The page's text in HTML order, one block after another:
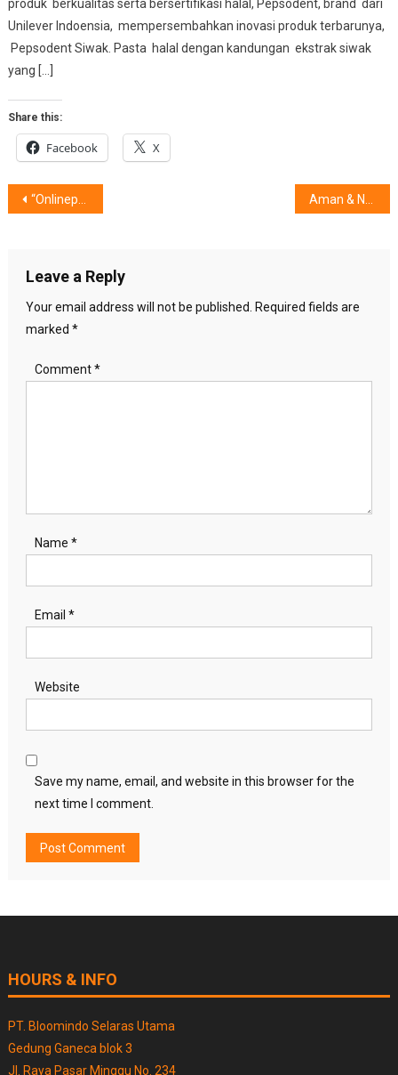
produk berkualitas serta bersertifikasi halal, Pepsodent, brand dari
Unilever Indoensia, mempersembahkan inovasi produk terbarunya,
Pepsodent Siwak. Pasta halal dengan kandungan ekstrak siwak
yang […]
Share this:
Facebook X
Post
“Onlinepedia 3.28” @2 Tahun JD.ID
Leave a Reply
Your email address will not be published.
Required fields are
marked *
Comment*
Name *
Email *
Website
Save my name, email, and website in this browser for the
next time I comment.
HOURS & INFO
PT. Bloomindo Selaras Utama
Gedung Ganeca blok 3
Jl. Raya Pasar Minggu No. 234